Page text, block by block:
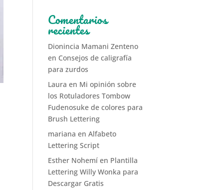
Comentarios
recientes
Dionincia Mamani Zenteno
en Consejos de caligrafía
para zurdos
Laura en Mi opinión sobre
los Rotuladores Tombow
Fudenosuke de colores para
Brush Lettering
mariana enAlfabeto
Lettering Script
Esther Nohemí en Plantilla
Lettering Willy Wonka para
Descargar Gratis